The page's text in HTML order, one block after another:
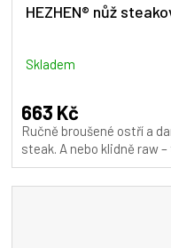
HEZHEN® nůž
Skladem
663 Kč
Ručně broušené ostří a
steak. A nebo klidně raw